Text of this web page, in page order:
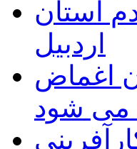
استان
اردبیل
اغماض
می شود